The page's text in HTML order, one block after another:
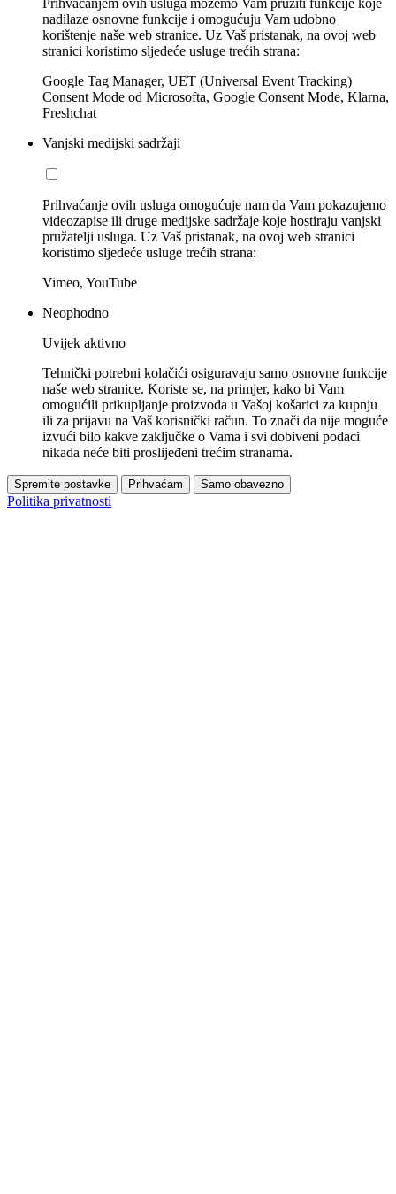
Prihvaćanjem ovih usluga možemo Vam pružiti funkcije koje
nadilaze osnovne funkcije i omogućuju Vam udobno
korištenje naše web stranice. Uz Vaš pristanak, na ovoj web
stranici koristimo sljedeće usluge trećih strana:
Google Tag Manager, UET (Universal Event Tracking)
Consent Mode od Microsofta, Google Consent Mode, Klarna,
Freshchat
Vanjski medijski sadržaji
Prihvaćanje ovih usluga omogućuje nam da Vam pokazujemo
videozapise ili druge medijske sadržaje koje hostiraju vanjski
pružatelji usluga. Uz Vaš pristanak, na ovoj web stranici
koristimo sljedeće usluge trećih strana:
Vimeo, YouTube
Neophodno
Uvijek aktivno
Tehnički potrebni kolačići osiguravaju samo osnovne funkcije
naše web stranice. Koriste se, na primjer, kako bi Vam
omogućili prikupljanje proizvoda u Vašoj košarici za kupnju
ili za prijavu na Vaš korisnički račun. To znači da nije moguće
izvući bilo kakve zaključke o Vama i svi dobiveni podaci
nikada neće biti proslijeđeni trećim stranama.
Spremite postavke Prihvaćam Samo obavezno
Politika privatnosti